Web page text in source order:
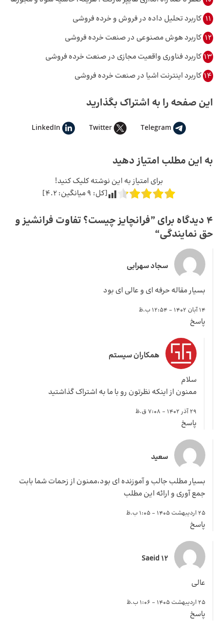
11 کاربرد تحلیل داده در فروش و خرده فروشی
12 کاربرد هوش مصنوعی در صنعت خرده فروشی
13 کاربرد فناوری واقعیت مجازی در صنعت خرده فروشی
14 کاربرد اینترنت اشیا در صنعت خرده فروشی
این صفحه را به اشتراک بگذارید
Telegram
Twitter
LinkedIn
به این مطلب امتیاز دهید
برای امتیاز به این نوشته کلیک کنید!
[کل: 9میانگین: 4.2
]
4 دیدگاه برای ”
فرانچایز چیست؟ تفاوت فرانشیز و
حق نمایندگی“
سجاد سهرابی
بسیار مقاله حرفه ای و عالی ای بود
14 آبان 1402 - 12:54 ب.ظ
پاسخ
همکاران سیستم
سلام
ممنون از اینکه نظرتون رو با ما به اشتراک گذاشتید
29 آذر 1402 - 7:08 ق.ظ
پاسخ
سعید
بسیار مطلب جالب و آموزنده ای بود،ممنون از زحمات شما بابت
جمع آوری و ارائه این مطلب
25 اردیبهشت 1405 - 1:05 ب.ظ
پاسخ
Saeid 12
عالی
25 اردیبهشت 1405 - 1:06 ب.ظ
پاسخ